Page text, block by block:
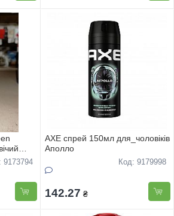
9173794
AXE спрей 150мл для_чоловіків
Аполло
Код: 9179998
142.27 ₴